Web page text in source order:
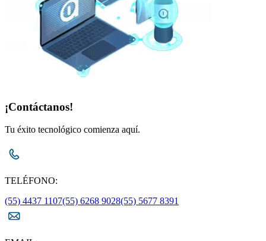
¡Contáctanos!
Tu éxito tecnológico comienza aquí.
TELÉFONO:
(55) 4437 1107(55) 6268 9028(55) 5677 8391